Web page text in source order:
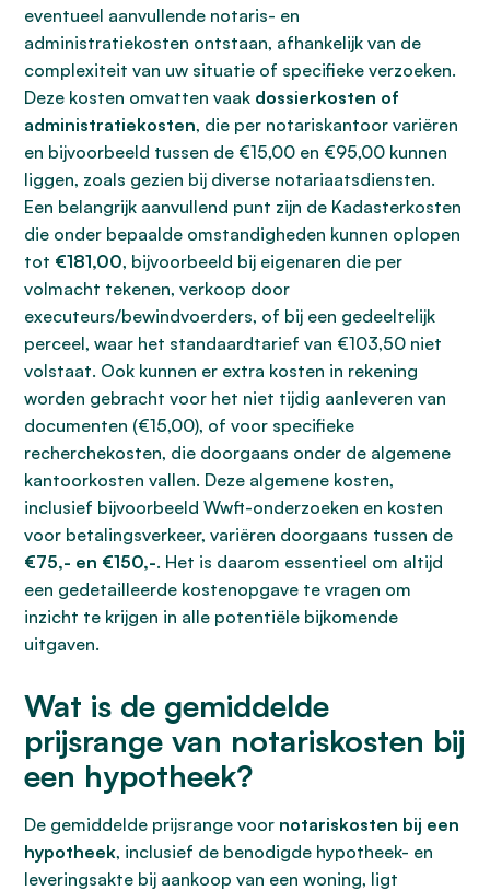
eventueel aanvullende notaris- en
administratiekosten ontstaan, afhankelijk van de
complexiteit van uw situatie of specifieke verzoeken.
Deze kosten omvatten vaak dossierkosten of
administratiekosten, die per notariskantoor variëren
en bijvoorbeeld tussen de €15,00 en €95,00 kunnen
liggen, zoals gezien bij diverse notariaatsdiensten.
Een belangrijk aanvullend punt zijn de Kadasterkosten
die onder bepaalde omstandigheden kunnen oplopen
tot €181,00, bijvoorbeeld bij eigenaren die per
volmacht tekenen, verkoop door
executeurs/bewindvoerders, of bij een gedeeltelijk
perceel, waar het standaardtarief van €103,50 niet
volstaat. Ook kunnen er extra kosten in rekening
worden gebracht voor het niet tijdig aanleveren van
documenten (€15,00), of voor specifieke
recherchekosten, die doorgaans onder de algemene
kantoorkosten vallen. Deze algemene kosten,
inclusief bijvoorbeeld Wwft-onderzoeken en kosten
voor betalingsverkeer, variëren doorgaans tussen de
€75,- en €150,-. Het is daarom essentieel om altijd
een gedetailleerde kostenopgave te vragen om
inzicht te krijgen in alle potentiële bijkomende
uitgaven.
Wat is de gemiddelde
prijsrange van notariskosten bij
een hypotheek?
De gemiddelde prijsrange voor notariskosten bij een
hypotheek, inclusief de benodigde hypotheek- en
leveringsakte bij aankoop van een woning, ligt